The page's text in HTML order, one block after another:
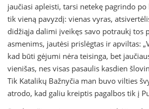
jaučiasi apleisti, tarsi netekę pagrindo
tik vieną pavyzdį: vienas vyras,
didžiąja dalimi įveikęs savo potraukį tos
asmenims, jautėsi prislėgtas ir apviltas:
kad būti gėjumi nėra teisinga, bet
vienišas, nes visas pasaulis kasdien
Tik Katalikų Bažnyčia man buvo vilties
atrodo, kad galiu kreiptis pagalbos tik į